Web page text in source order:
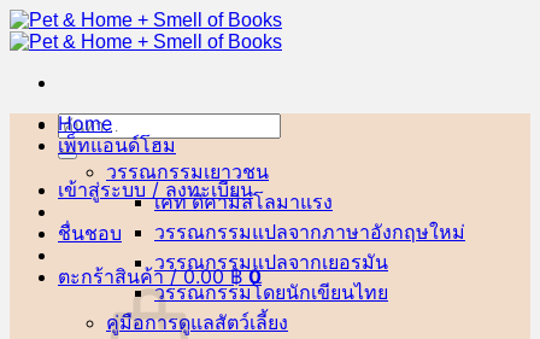
ข้าม
ไป
เนื้อหา
ค้นหา:
เข้าสู่ระบบ / ลงทะเบียน
ชื่นชอบ
ตะกร้าสินค้า /0.00฿ 0
Home
เพ็ทแอนด์โฮม
วรรณกรรมเยาวชน
เคท ดิคามิลโล
วรรณกรรมแปลจากภาษาอังกฤษ
วรรณกรรมแปลจากเยอรมัน
วรรณกรรมโดยนักเขียนไทย
คู่มือการดูแลสัตว์เลี้ยง